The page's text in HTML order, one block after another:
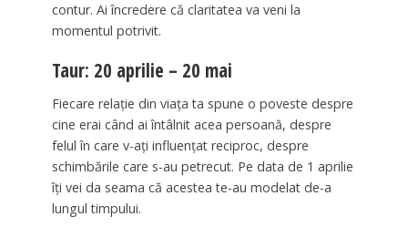
contur. Ai încredere că claritatea va veni la
momentul potrivit.
Taur: 20 aprilie – 20 mai
Fiecare relație din viața ta spune o poveste despre
cine erai când ai întâlnit acea persoană, despre
felul în care v-ați influențat reciproc, despre
schimbările care s-au petrecut. Pe data de 1 aprilie
îți vei da seama că acestea te-au modelat de-a
lungul timpului.